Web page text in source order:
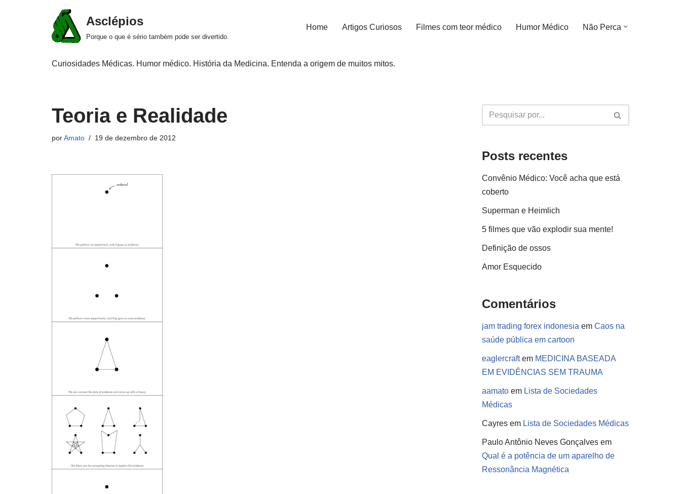
Asclépios
Porque o que é sério também pode ser divertido.
Home Artigos Curiosos Filmes com teor médico Humor Médico Não Perca
Curiosidades Médicas. Humor médico. História da Medicina. Entenda a origem de muitos mitos.
Teoria e Realidade
porAmato 19 de dezembro de 2012
Posts recentes
Convênio Médico: Você acha que está
coberto
Superman e Heimlich
5 filmes que vão explodir sua mente!
Definição de ossos
Amor Esquecido
Comentários
jam trading forex indonesia em Caos na
saúde pública em cartoon
eaglercraftem MEDICINA BASEADA
EM EVIDÊNCIAS SEM TRAUMA
aamato em Lista de Sociedades
Médicas
Cayres em Lista de Sociedades Médicas
Paulo Antônio Neves Gonçalves em
Qual é a potência de um aparelho de
Ressonância Magnética